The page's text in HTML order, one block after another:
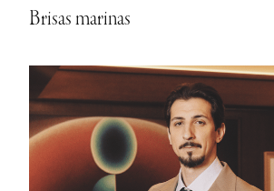
El holding que nació de la rebeldía